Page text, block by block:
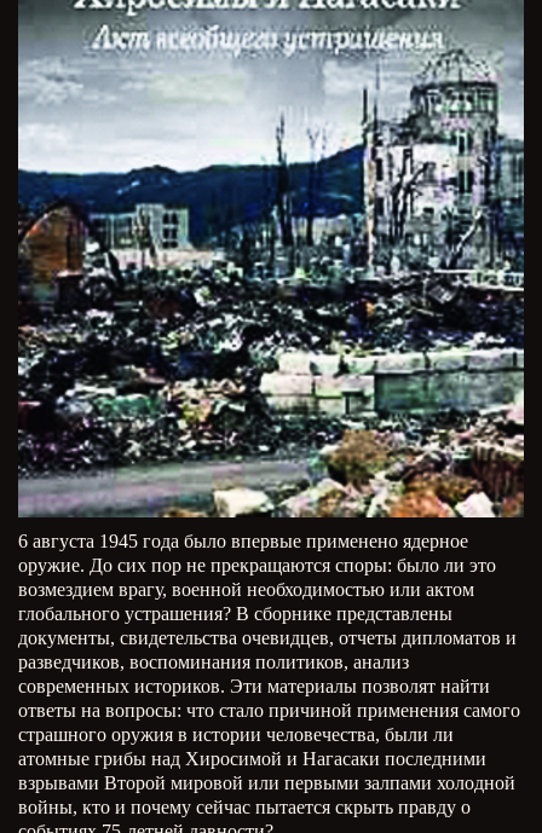
6 августа 1945 года было впервые применено ядерное
оружие. До сих пор не прекращаются споры: было ли это
возмездием врагу, военной необходимостью или актом
глобального устрашения? В сборнике представлены
документы, свидетельства очевидцев, отчеты дипломатов и
разведчиков, воспоминания политиков, анализ
современных историков. Эти материалы позволят найти
ответы на вопросы: что стало причиной применения самого
страшного оружия в истории человечества, были ли
атомные грибы над Хиросимой и Нагасаки последними
взрывами Второй мировой или первыми залпами холодной
войны, кто и почему сейчас пытается скрыть правду о